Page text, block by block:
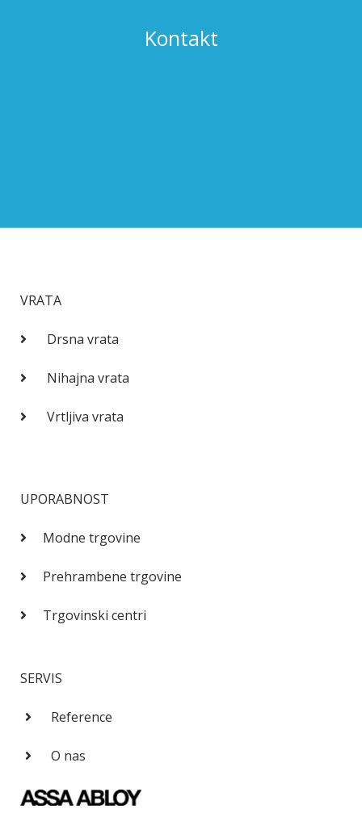
Kontakt
VRATA
Drsna vrata
Nihajna vrata
Vrtljiva vrata
UPORABNOST
Modne trgovine
Prehrambene trgovine
Trgovinski centri
SERVIS
Reference
O nas